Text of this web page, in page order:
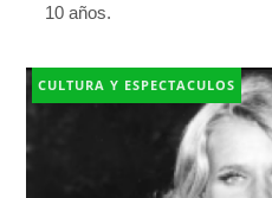
10 años.
CULTURA Y ESPECTACULOS